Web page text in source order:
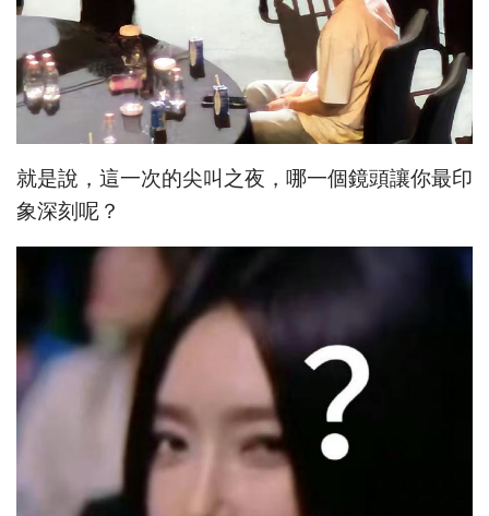
就是說，這一次的尖叫之夜，哪一個鏡頭讓你最印
象深刻呢？